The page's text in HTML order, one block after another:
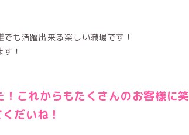
も活躍出来る楽しい職場です！
！
これからもたくさんのお客様に笑
だいね！